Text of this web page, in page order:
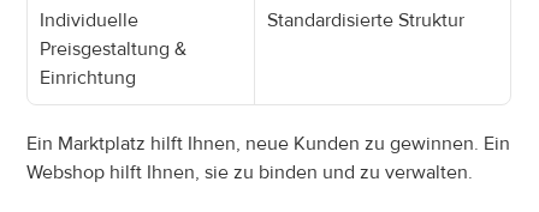
Individuelle
Preisgestaltung &
Einrichtung
Standardisierte Struktur
Ein Marktplatz hilft Ihnen, neue Kunden zu gewinnen. Ein
Webshop hilft Ihnen, sie zu binden und zu verwalten.